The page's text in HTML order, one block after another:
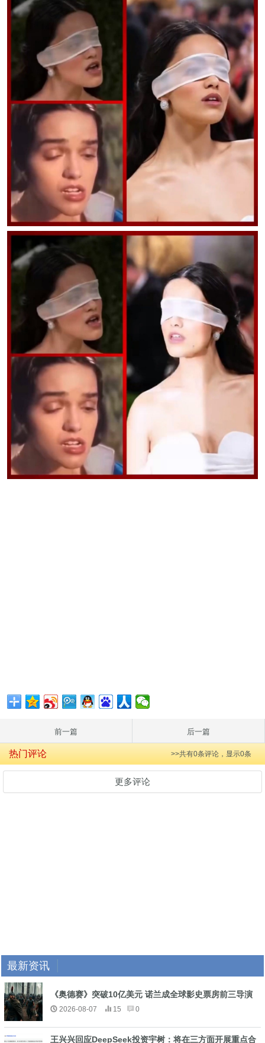
前一篇 后一篇
热门评论 >>共有0条评论，显示0条
更多评论
最新资讯
《奥德赛》突破10亿美元 诺兰成全球影史票房前三导演
2026-08-07 15 0
王兴兴回应DeepSeek投资宇树：将在三方面开展重点合